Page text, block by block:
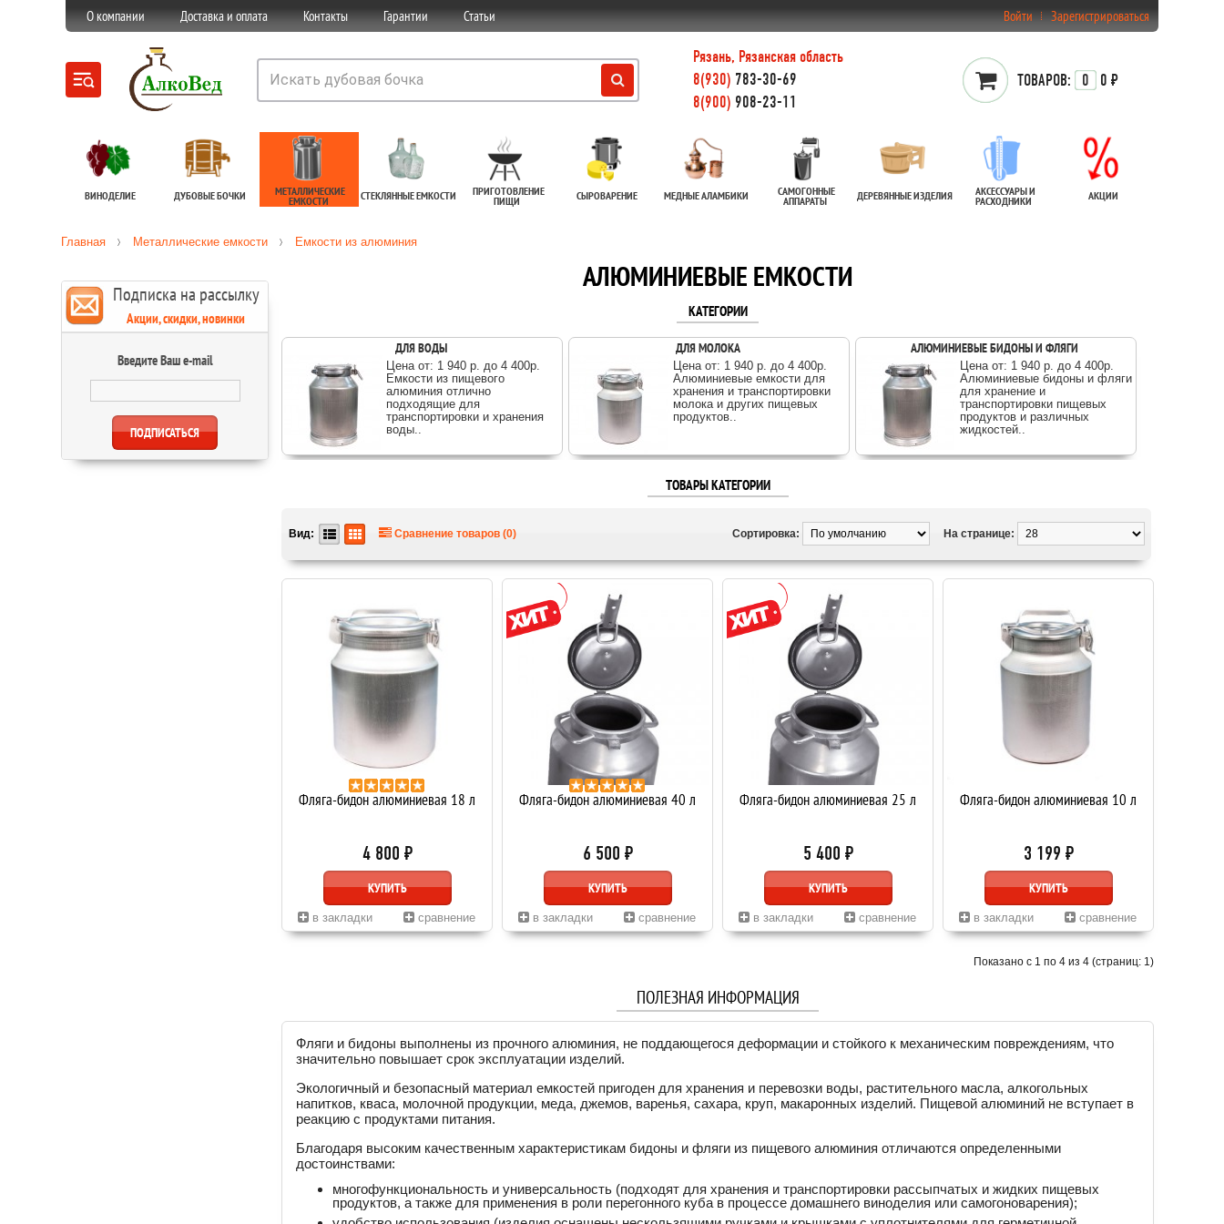
О компании Доставка и оплата Контакты Гарантии Статьи Войти Зарегистрироваться
Рязань, Рязанская область
8(930) 783-30-69
8(900) 908-23-11
ТОВАРОВ: 0 0 ₽
ВИНОДЕЛИЕ ДУБОВЫЕ БОЧКИ МЕТАЛЛИЧЕСКИЕ
ЕМКОСТИ СТЕКЛЯННЫЕ ЕМКОСТИ ПРИГОТОВЛЕНИЕ
ПИЩИ СЫРОВАРЕНИЕ МЕДНЫЕ АЛАМБИКИ САМОГОННЫЕ
АППАРАТЫ ДЕРЕВЯННЫЕ ИЗДЕЛИЯ АКСЕССУАРЫ И
РАСХОДНИКИ АКЦИИ
Главная Металлические емкости Емкости из алюминия
Подписка на рассылку
Акции, скидки, новинки
Введите Ваш e-mail
АЛЮМИНИЕВЫЕ ЕМКОСТИ
КАТЕГОРИИ
ДЛЯ ВОДЫ
Цена от: 1 940 р. до 4 400p.
Емкости из пищевого
алюминия отлично
подходящие для
транспортировки и хранения
воды..
ДЛЯ МОЛОКА
Цена от: 1 940 р. до 4 400p.
Алюминиевые емкости для
хранения и транспортировки
молока и других пищевых
продуктов..
АЛЮМИНИЕВЫЕ БИДОНЫ И ФЛЯГИ
Цена от: 1 940 р. до 4 400p.
Алюминиевые бидоны и фляги
для хранение и
транспортировки пищевых
продуктов и различных
жидкостей..
ТОВАРЫ КАТЕГОРИИ
Вид: Сравнение товаров (0) На странице:
Сортировка:
Фляга-бидон алюминиевая 18 л
4 800 ₽
КУПИТЬ
в закладки сравнение
Фляга-бидон алюминиевая 40 л
6 500 ₽
КУПИТЬ
в закладки сравнение
Фляга-бидон алюминиевая 25 л
5 400 ₽
КУПИТЬ
в закладки сравнение
Фляга-бидон алюминиевая 10 л
3 199 ₽
КУПИТЬ
в закладки сравнение
Показано с 1 по 4 из 4 (страниц: 1)
ПОЛЕЗНАЯ ИНФОРМАЦИЯ
Фляги и бидоны выполнены из прочного алюминия, не поддающегося деформации и стойкого к механическим повреждениям, что
значительно повышает срок эксплуатации изделий.
Экологичный и безопасный материал емкостей пригоден для хранения и перевозки воды, растительного масла, алкогольных
напитков, кваса, молочной продукции, меда, джемов, варенья, сахара, круп, макаронных изделий. Пищевой алюминий не вступает в
реакцию с продуктами питания.
Благодаря высоким качественным характеристикам бидоны и фляги из пищевого алюминия отличаются определенными
достоинствами:
многофункциональность и универсальность (подходят для хранения и транспортировки рассыпчатых и жидких пищевых
продуктов, а также для применения в роли перегонного куба в процессе домашнего виноделия или самогоноварения);